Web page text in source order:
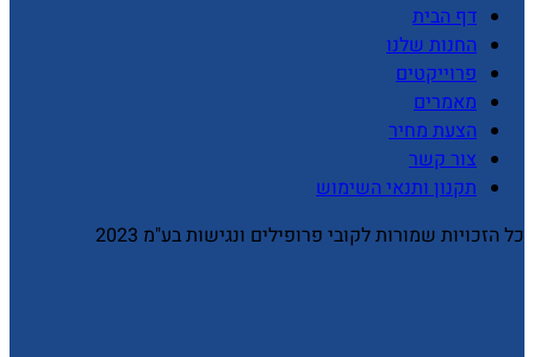
דף הבית
החנות שלנו
פרוייקטים
מאמרים
הצעת מחיר
צור קשר
תקנון ותנאי השימוש
כל הזכויות שמורות לקובי פרופילים ונגישות בע"מ 2023